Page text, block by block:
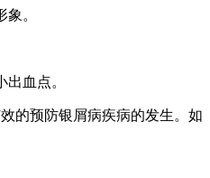
。
血点。
的预防银屑病疾病的发生。如